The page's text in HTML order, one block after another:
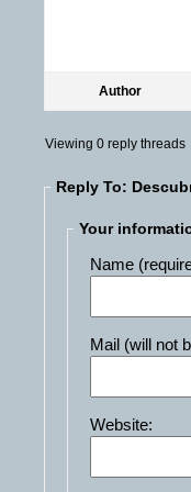
Author
Viewing 0 reply threads
Reply To:
Your
Name
Mail (will not
Website: